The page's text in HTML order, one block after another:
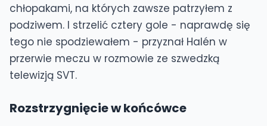
chłopakami, na których zawsze patrzyłem z
podziwem. I strzelić cztery gole - naprawdę się
tego nie spodziewałem - przyznał Halén w
przerwie meczu w rozmowie ze szwedzką
telewizją SVT.
Rozstrzygnięcie w końcówce